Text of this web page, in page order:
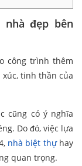
đẹp bên
công trình thêm
tinh thần của
cũng có ý nghĩa
Do đó, việc lựa
nhà biệt thựhay
quan trọng.